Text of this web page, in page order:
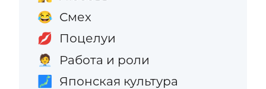
😂 Смех
💋 Поцелуи
🧑‍💼 Работа и роли
🗾 Японская культура